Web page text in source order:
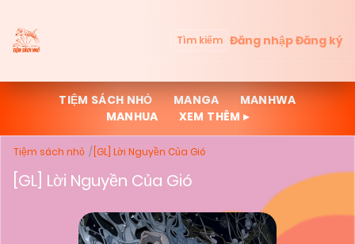
Tìm kiếm Đăng nhậpĐăng ký
TIỆM SÁCH NHỎ MANGA
MANHWA
MANHUA
XEM THÊM ▸
Tiệm sách nhỏ [GL] Lời Nguyền Của Gió
[GL] Lời Nguyền Của Gió